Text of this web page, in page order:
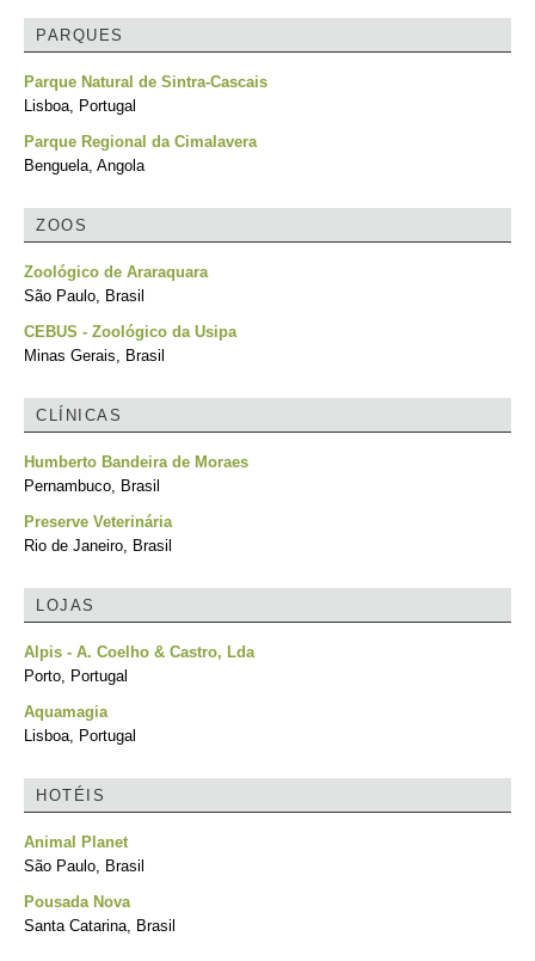
PARQUES
Parque Natural de Sintra-Cascais
Lisboa, Portugal
Parque Regional da Cimalavera
Benguela, Angola
ZOOS
Zoológico de Araraquara
São Paulo, Brasil
CEBUS - Zoológico da Usipa
Minas Gerais, Brasil
CLÍNICAS
Humberto Bandeira de Moraes
Pernambuco, Brasil
Preserve Veterinária
Rio de Janeiro, Brasil
LOJAS
Alpis - A. Coelho & Castro, Lda
Porto, Portugal
Aquamagia
Lisboa, Portugal
HOTÉIS
Animal Planet
São Paulo, Brasil
Pousada Nova
Santa Catarina, Brasil